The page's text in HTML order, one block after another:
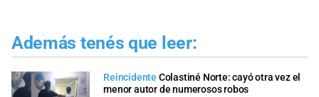
Además tenés que leer:
Reincidente Colastiné Norte: cayó otra vez el
menor autor de numerosos robos